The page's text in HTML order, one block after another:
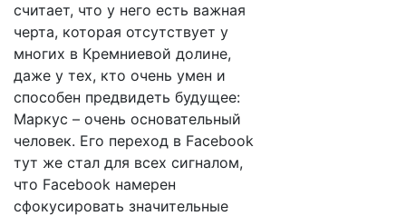
считает, что у него есть важная
черта, которая отсутствует у
многих в Кремниевой долине,
даже у тех, кто очень умен и
способен предвидеть будущее:
Маркус – очень основательный
человек. Его переход в Facebook
тут же стал для всех сигналом,
что Facebook намерен
сфокусировать значительные